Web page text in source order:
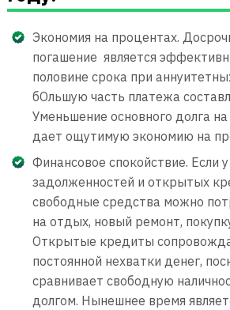
Экономия на процентах.
погашение является
половине срока при
бОльшую часть платежа
Уменьшение основного долга
дает ощутимую экономию на
Финансовое спокойствие. Если
задолженностей и открытых
свободные средства можно
на отдых, новый ремонт,
Открытые кредиты
постоянной нехватки денег,
сравнивает свободную
долгом. Нынешнее время